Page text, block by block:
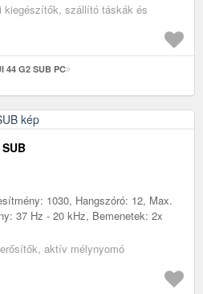
kiegészítők, szállító táskák és
44 G2 SUB PC
1030, Hangszóró: 12, Max.
37 Hz - 20 kHz, Bemenetek: 2x
aktív mélynyomó